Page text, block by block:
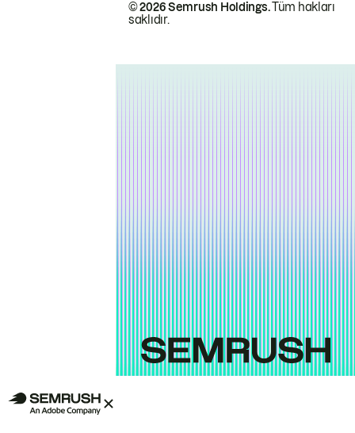
© 2026 Semrush Holdings.Tüm hakları
saklıdır.